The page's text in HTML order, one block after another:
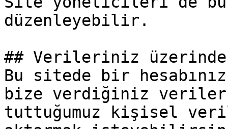
düzenleyebilir.
## Verileriniz
Bu sitede bir
bize verdiğiniz
tuttuğumuz kişisel